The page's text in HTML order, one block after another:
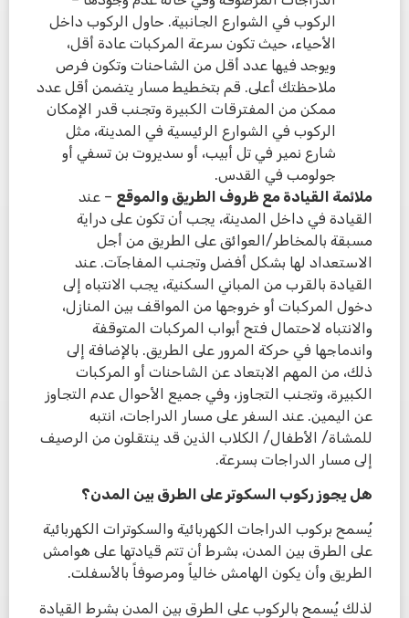
الركوب في الشوارع الجانبية. حاول الركوب داخل
الأحياء، حيث تكون سرعة المركبات عادة أقل،
ويوجد فيها عدد أقل من الشاحنات وتكون فرص
ملاحظتك أعلى. قم بتخطيط مسار يتضمن أقل عدد
ممكن من المفترقات الكبيرة وتجنب قدر الإمكان
الركوب في الشوارع الرئيسية في المدينة، مثل
شارع نمير في تل أبيب، أو سديروت بن تسفي أو
جولومب في القدس.
ملائمة القيادة مع ظروف الطريق والموقع – عند
القيادة في داخل المدينة، يجب أن تكون على دراية
مسبقة بالمخاطر/العوائق على الطريق من أجل
الاستعداد لها بشكل أفضل وتجنب المفاجآت. عند
القيادة بالقرب من المباني السكنية، يجب الانتباه إلى
دخول المركبات أو خروجها من المواقف بين المنازل،
والانتباه لاحتمال فتح أبواب المركبات المتوقفة
واندماجها في حركة المرور على الطريق. بالإضافة إلى
ذلك، من المهم الابتعاد عن الشاحنات أو المركبات
الكبيرة، وتجنب التجاوز، وفي جميع الأحوال عدم التجاوز
عن اليمين. عند السفر على مسار الدراجات، انتبه
للمشاة/ الأطفال/ الكلاب الذين قد ينتقلون من الرصيف
إلى مسار الدراجات بسرعة.
هل يجوز ركوب السكوتر على الطرق بين المدن؟
يُسمح بركوب الدراجات الكهربائية والسكوترات الكهربائية
على الطرق بين المدن، بشرط أن تتم قيادتها على هوامش
الطريق وأن يكون الهامش خالياً ومرصوفاً بالأسفلت.
لذلك يُسمح بالركوب على الطرق بين المدن بشرط القيادة